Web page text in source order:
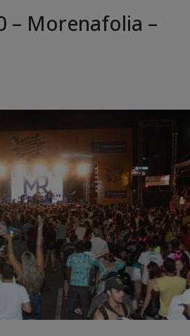
– Morenafolia –